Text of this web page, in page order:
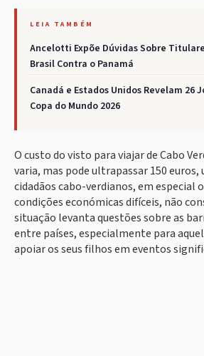
LEIA TAMBÉM
Ancelotti Expõe Dúvidas Sobre
Brasil Contra o Panamá
Canadá e Estados Unidos Revelam 26
Copa do Mundo 2026
O custo do visto para viajar de Cabo
varia, mas pode ultrapassar 150
cidadãos cabo-verdianos, em especial
condições económicas difíceis, não
situação levanta questões sobre as
entre países, especialmente para
apoiar os seus filhos em eventos